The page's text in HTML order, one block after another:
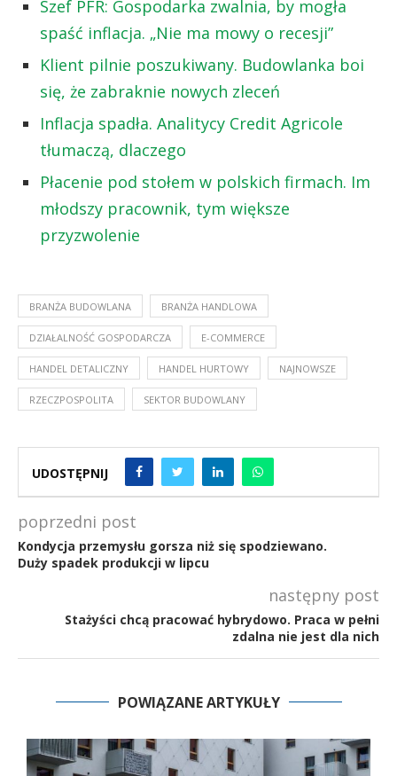
Szef PFR: Gospodarka zwalnia, by mogła
spaść inflacja. „Nie ma mowy o recesji”
Klient pilnie poszukiwany. Budowlanka boi
się, że zabraknie nowych zleceń
Inflacja spadła. Analitycy Credit Agricole
tłumaczą, dlaczego
Płacenie pod stołem w polskich firmach. Im
młodszy pracownik, tym większe
przyzwolenie
BRANŻA BUDOWLANA BRANŻA HANDLOWA
DZIAŁALNOŚĆ GOSPODARCZA E-COMMERCE
HANDEL DETALICZNY HANDEL HURTOWY NAJNOWSZE
RZECZPOSPOLITA SEKTOR BUDOWLANY
UDOSTĘPNIJ
poprzedni post
Kondycja przemysłu gorsza niż się spodziewano.
Duży spadek produkcji w lipcu
następny post
Stażyści chcą pracować hybrydowo. Praca w pełni
zdalna nie jest dla nich
POWIĄZANE ARTYKUŁY